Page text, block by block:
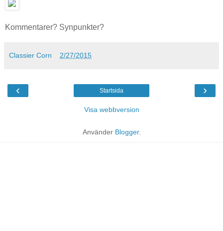
Kommentarer? Synpunkter?
Classier Corn 2/27/2015
‹ ›
Startsida
Visa webbversion
Använder Blogger.